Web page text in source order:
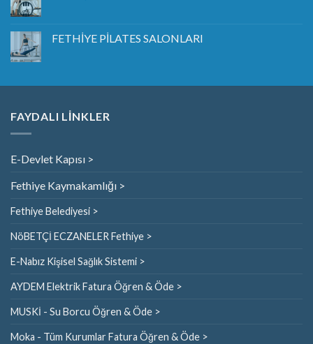
FETHİYE PİLATES SALONLARI
FAYDALI LİNKLER
E-Devlet Kapısı >
Fethiye Kaymakamlığı >
Fethiye Belediyesi >
NöBETÇİ ECZANELER Fethiye >
E-Nabız Kişisel Sağlık Sistemi >
AYDEM Elektrik Fatura Öğren & Öde >
MUSKİ - Su Borcu Öğren & Öde >
Moka - Tüm Kurumlar Fatura Öğren & Öde >